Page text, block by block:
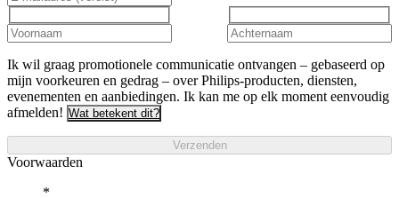
Ik wil graag promotionele communicatie ontvangen – gebaseerd op
mijn voorkeuren en gedrag – over Philips-producten, diensten,
evenementen en aanbiedingen. Ik kan me op elk moment eenvoudig
afmelden! Wat betekent dit?
Verzenden
Voorwaarden